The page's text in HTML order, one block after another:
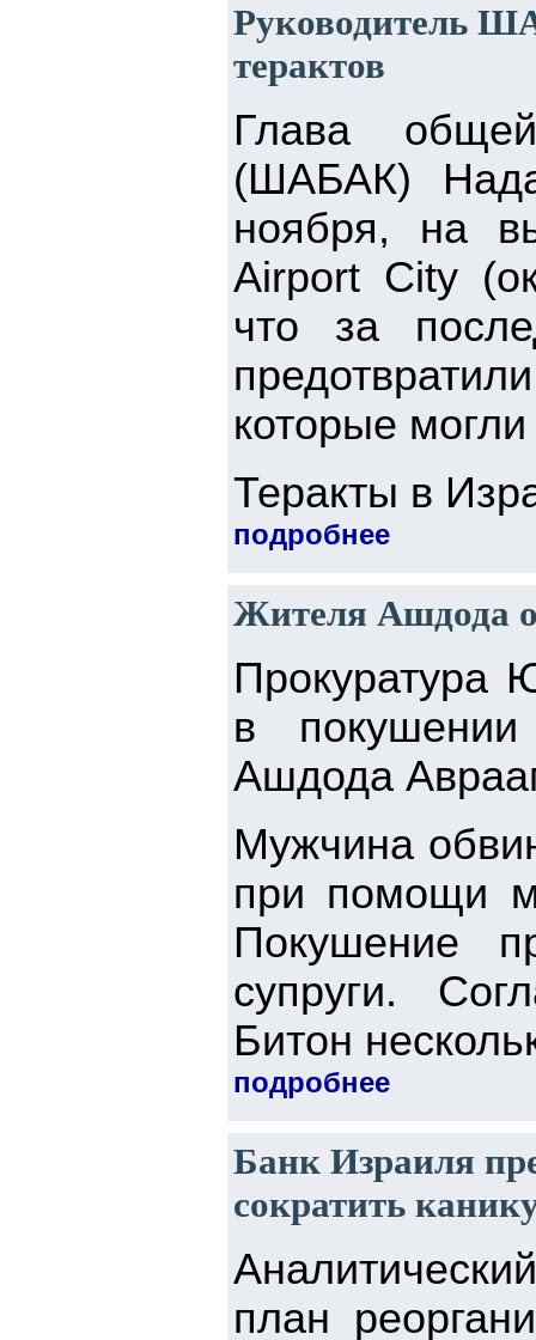
Руководитель
терактов
Глава
(ШАБАК)
ноября, на
Airport City
что за
которые
Теракты в
подробнее
Жителя Ашдода
Прокуратура
в
Ашдода
Мужчина
при помощи
Покушение
супруги.
Битон
подробнее
Банк Израиля
сократить
план